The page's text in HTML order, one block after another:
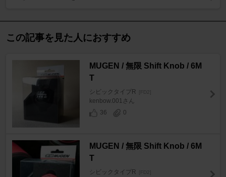
この記事を見た人におすすめ
MUGEN / 無限 Shift Knob / 6M
T
シビックタイプR
kenbow.001さん
36
0
MUGEN / 無限 Shift Knob / 6M
T
シビックタイプR